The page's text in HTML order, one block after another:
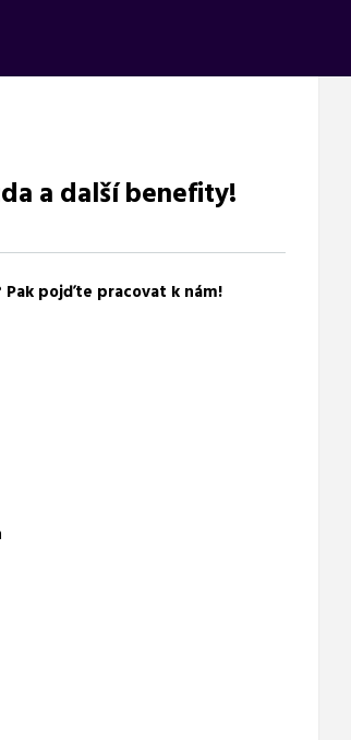
a další benefity!
na dopravu a ubytování.
pojďte pracovat k nám!